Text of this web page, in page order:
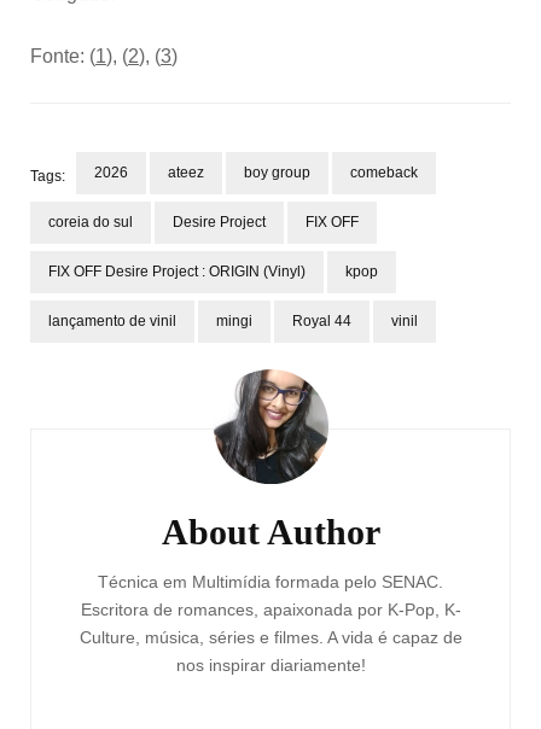
Fonte: (1), (2), (3)
Tags: 2026 ateez boy group comeback
coreia do sul Desire Project FIX OFF
FIX OFF Desire Project : ORIGIN (Vinyl) kpop
lançamento de vinil mingi Royal 44 vinil
About Author
Técnica em Multimídia formada pelo SENAC.
Escritora de romances, apaixonada por K-Pop, K-
Culture, música, séries e filmes. A vida é capaz de
nos inspirar diariamente!